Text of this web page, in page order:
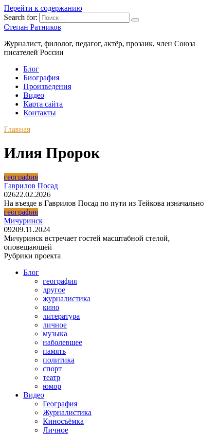
Перейти к содержанию
Search for:
Степан Ратников
Журналист, филолог, педагог, актёр, прозаик, член Союза
писателей России
Блог
Биография
Произведения
Видео
Карта сайта
Контакты
Главная
Илия Пророк
география
Гаврилов Посад
02622.02.2026
На въезде в Гаврилов Посад по пути из Тейкова изначально
география
Мичуринск
09209.11.2024
Мичуринск встречает гостей масштабной стелой,
оповещающей
Рубрики проекта
Блог
география
другое
журналистика
кино
литература
личное
музыка
наболевшее
память
политика
спорт
театр
юмор
Видео
География
Журналистика
Киносъёмка
Личное